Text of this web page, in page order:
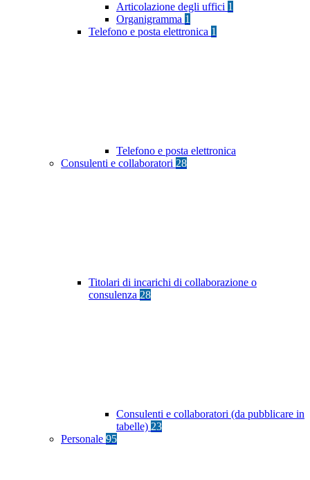
Articolazione degli uffici 1
Organigramma 1
Telefono e posta elettronica 1
Telefono e posta elettronica
Consulenti e collaboratori 28
Titolari di incarichi di collaborazione o
consulenza 28
Consulenti e collaboratori (da pubblicare in
tabelle) 23
Personale 95